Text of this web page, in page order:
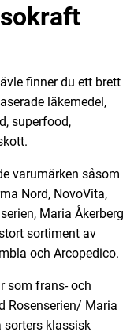
finner du ett brett
läkemedel,
superfood,
varumärken såsom
Nord, NovoVita,
Maria Åkerberg
sortiment av
och Arcopedico.
som frans- och
Rosenserien/ Maria
sorters klassisk